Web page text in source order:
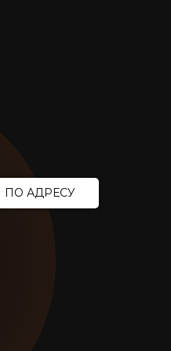
ПО АДРЕСУ